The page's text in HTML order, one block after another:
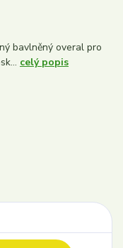
bavlněný overal pro
celý popis